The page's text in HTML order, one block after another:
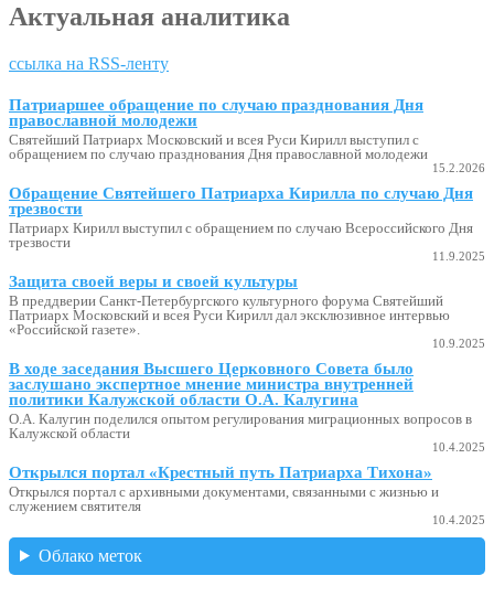
Актуальная аналитика
ссылка на RSS-ленту
Патриаршее обращение по случаю празднования Дня
православной молодежи
Святейший Патриарх Московский и всея Руси Кирилл выступил с
обращением по случаю празднования Дня православной молодежи
15.2.2026
Обращение Святейшего Патриарха Кирилла по случаю Дня
трезвости
Патриарх Кирилл выступил с обращением по случаю Всероссийского Дня
трезвости
11.9.2025
Защита своей веры и своей культуры
В преддверии Санкт-Петербургского культурного форума Святейший
Патриарх Московский и всея Руси Кирилл дал эксклюзивное интервью
«Российской газете».
10.9.2025
В ходе заседания Высшего Церковного Совета было
заслушано экспертное мнение министра внутренней
политики Калужской области О.А. Калугина
О.А. Калугин поделился опытом регулирования миграционных вопросов в
Калужской области
10.4.2025
Открылся портал «Крестный путь Патриарха Тихона»
Открылся портал с архивными документами, связанными с жизнью и
служением святителя
10.4.2025
Облако меток